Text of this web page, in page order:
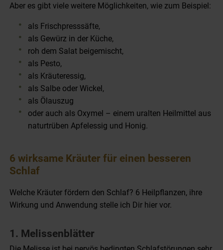
Aber es gibt vieleweitere Möglichkeiten, wie zum Beispiel:
als Frischpresssäfte,
als Gewürz in der Küche,
roh dem Salat beigemischt,
als Pesto,
als Kräuteressig,
als Salbe oder Wickel,
als Ölauszug
oder auch als Oxymel – einem uralten Heilmittel aus
naturtrüben Apfelessig und Honig.
6 wirksame Kräuter für einen besseren
Schlaf
Welche Kräuter fördern den Schlaf? 6 Heilpflanzen, ihre
Wirkung und Anwendung stelle ich Dir hier vor.
1. Melissenblätter